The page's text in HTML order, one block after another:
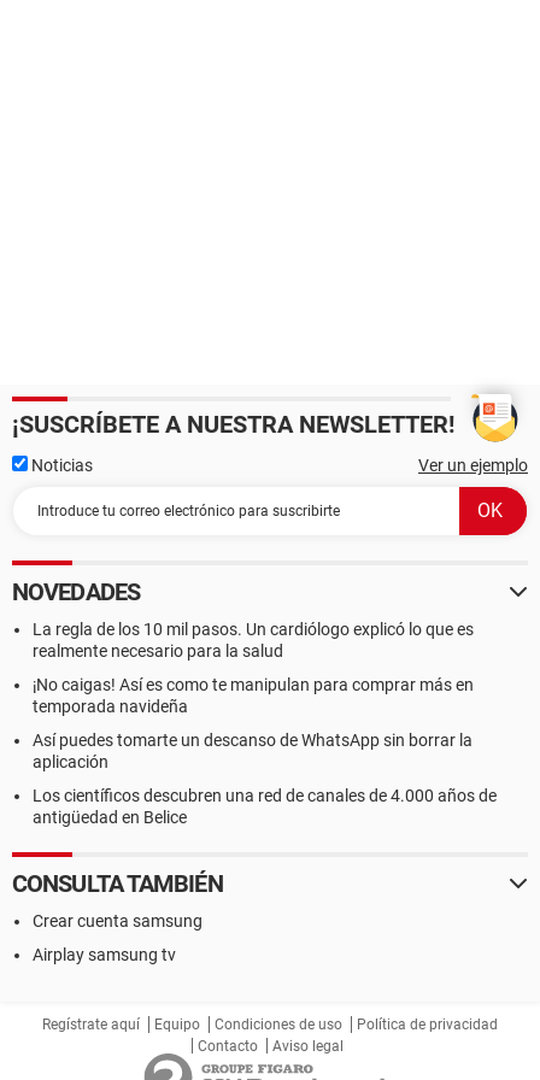
¡SUSCRÍBETE A NUESTRA NEWSLETTER!
Noticias Ver un ejemplo
NOVEDADES
La regla de los 10 mil pasos. Un cardiólogo explicó lo que es
realmente necesario para la salud
¡No caigas! Así es como te manipulan para comprar más en
temporada navideña
Así puedes tomarte un descanso de WhatsApp sin borrar la
aplicación
Los científicos descubren una red de canales de 4.000 años de
antigüedad en Belice
CONSULTA TAMBIÉN
Crear cuenta samsung
Airplay samsung tv
Regístrate aquí Equipo Condiciones de uso
Política de privacidad
Contacto
Aviso legal